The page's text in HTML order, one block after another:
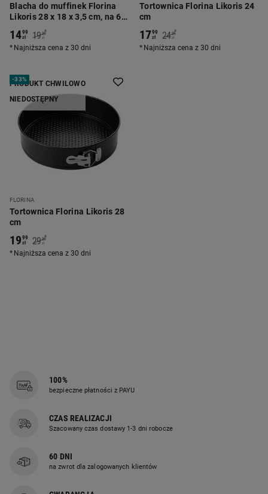
Blacha do muffinek Florina
Likoris 28 x 18 x 3,5 cm, na 6
babeczek
1499
zł 19 99
zł
*
Najniższa cena z 30 dni
Tortownica Florina Likoris 24
cm
1799
zł 24 99
zł
*
Najniższa cena z 30 dni
PRODUKT CHWILOWO
NIEDOSTĘPNY
-33%
FLORINA
Tortownica Florina Likoris 28
cm
1999
zł 29 99
zł
*
Najniższa cena z 30 dni
100%
bezpieczne płatności z PAYU
CZAS REALIZACJI
Szacowany czas dostawy 1-3 dni robocze
60 DNI
na zwrot dla zalogowanych klientów